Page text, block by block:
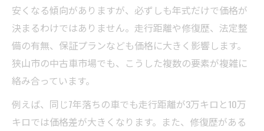
安くなる傾向がありますが、必ずしも年式だけで価格が
決まるわけではありません。走行距離や修復歴、法定整
備の有無、保証プランなども価格に大きく影響します。
狭山市の中古車市場でも、こうした複数の要素が複雑に
絡み合っています。
例えば、同じ7年落ちの車でも走行距離が3万キロと10万
キロでは価格差が大きくなります。また、修復歴がある